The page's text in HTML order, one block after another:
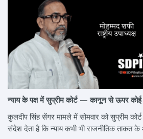
न्याय के पक्ष में सुप्रीम कोर्ट — कानून से ऊपर कोई
कुलदीप सिंह सेंगर मामले में सोमवार को सुप्रीम
संदेश देता है कि न्याय कभी भी राजनीतिक ताकत